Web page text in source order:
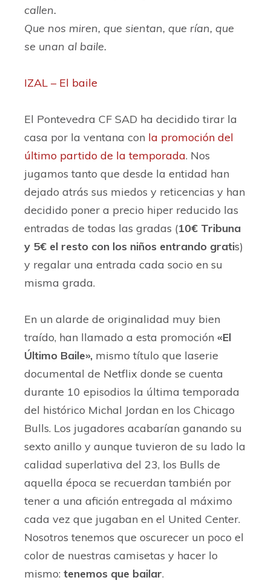
callen.
Que nos miren, que sientan, que rían, que
se unan al baile.
IZAL – El baile
El Pontevedra CF SAD ha decidido tirar la
casa por la ventana con la promoción del
último partido de la temporada. Nos
jugamos tanto que desde la entidad han
dejado atrás sus miedos y reticencias y han
decidido poner a precio hiper reducido las
entradas de todas las gradas (10€ Tribuna
y 5€ el resto con los niños entrando gratis)
y regalar una entrada cada socio en su
misma grada.
En un alarde de originalidad muy bien
traído, han llamado a esta promoción «El
Último Baile», mismo título que laserie
documental de Netflix donde se cuenta
durante 10 episodios la última temporada
del histórico Michal Jordan en los Chicago
Bulls. Los jugadores acabarían ganando su
sexto anillo y aunque tuvieron de su lado la
calidad superlativa del 23, los Bulls de
aquella época se recuerdan también por
tener a una afición entregada al máximo
cada vez que jugaban en el United Center.
Nosotros tenemos que oscurecer un poco el
color de nuestras camisetas y hacer lo
mismo: tenemos que bailar.